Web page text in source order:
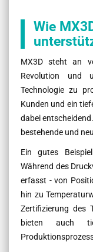
Wie
MX3D steht an
Revolution und
Technologie zu
Kunden und ein
dabei
bestehende und
Ein gutes
Während des
erfasst - von
hin zu
Zertifizierung des
bieten auch